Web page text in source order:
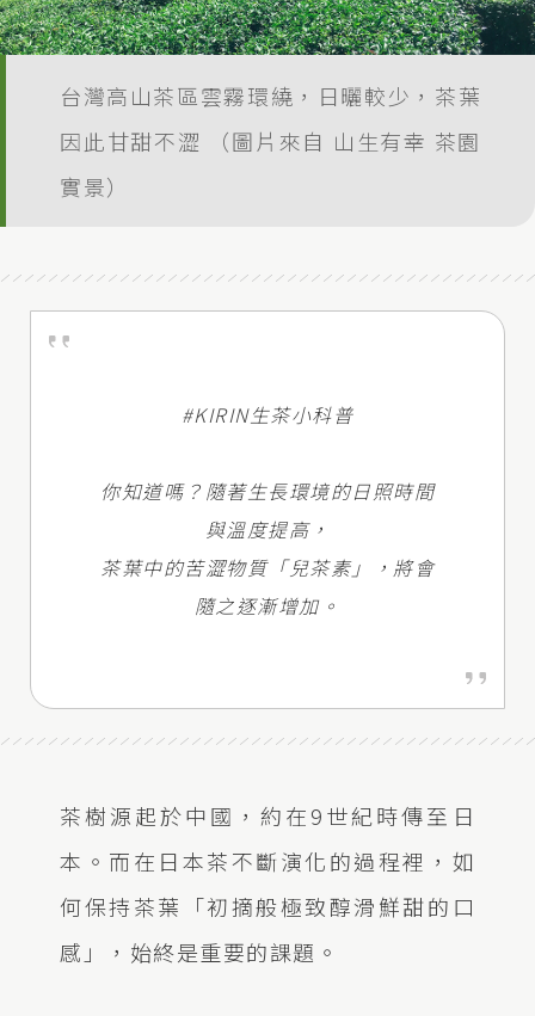
台灣高山茶區雲霧環繞，日曬較少，茶葉
因此甘甜不澀 （圖片來自 山生有幸 茶園
實景）
#KIRIN生茶小科普
你知道嗎？隨著生長環境的日照時間
與溫度提高，
茶葉中的苦澀物質「兒茶素」，將會
隨之逐漸增加。
茶樹源起於中國，約在9世紀時傳至日
本。而在日本茶不斷演化的過程裡，如
何保持茶葉「初摘般極致醇滑鮮甜的口
感」，始終是重要的課題。